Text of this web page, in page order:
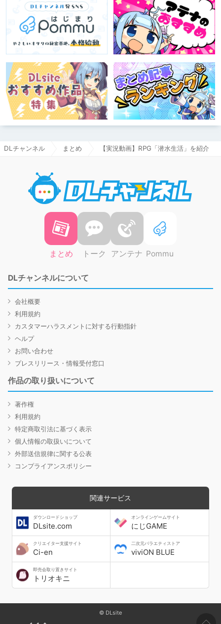
DLチャンネル まとめ 【実況動画】RPG「潜水生活」を紹介
まとめ トーク アンテナ Pommu
DLチャンネルについて
会社概要
利用規約
カスタマーハラスメントに対する行動指針
ヘルプ
お問い合わせ
プレスリリース・情報受付窓口
作品の取り扱いについて
著作権
利用規約
特定商取引法に基づく表示
個人情報の取扱いについて
外部送信規律に関する公表
コンプライアンスポリシー
関連サービス
ダウンロードショップ
DLsite.com
オンラインゲームサイト
にじGAME
クリエイター支援サイト
Ci-en
二次元バラエティストア
viviON BLUE
即売会取り置きサイト
トリオキニ
© DLsite